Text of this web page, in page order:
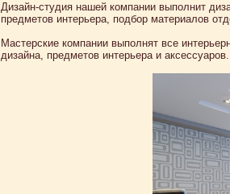
Дизайн-студия нашей компании выполнит
предметов интерьера, подбор материалов
Мастерские компании выполнят все
дизайна, предметов интерьера и аксессуаров.